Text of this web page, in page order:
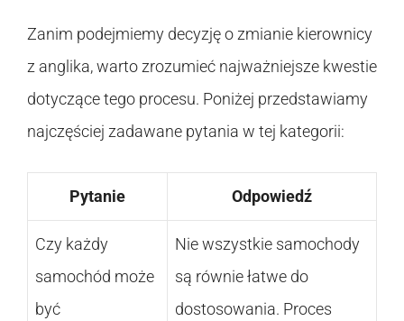
Zanim podejmiemy decyzję o zmianie kierownicy
z anglika, warto zrozumieć najważniejsze kwestie
dotyczące tego procesu. Poniżej przedstawiamy
najczęściej zadawane pytania w tej kategorii:
Pytanie Odpowiedź
Czy każdy
samochód może
być
Nie wszystkie samochody
są równie łatwe do
dostosowania. Proces